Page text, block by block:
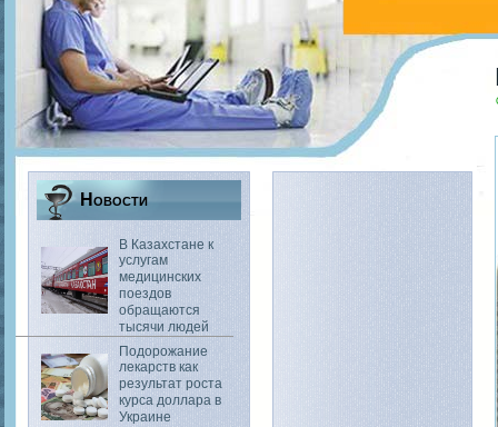
Новости
В Казахстане к
услугам
медицинских
поездов
обращаются
тысячи людей
Подорожание
лекарств как
результат роста
курса доллара в
Украине